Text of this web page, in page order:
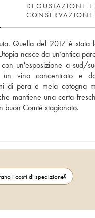
DEGUSTAZIONE E
CONSERVAZIONE
Quella del 2017 è stata
nasce da un’antica
un'esposizione a sud/
un vino concentrato e
di pera e mela cotogna
mantiene una certa
buon Comté stagionato.
i costi di spedizione?